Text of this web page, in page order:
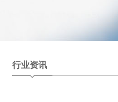
行业资讯